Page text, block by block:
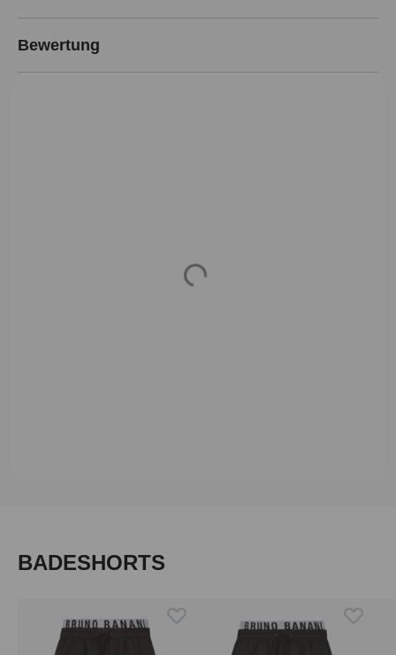
Bewertung
Loading...
Produktgalerie überspringen
BADESHORTS